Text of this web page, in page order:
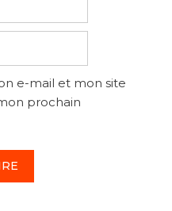
e-mail et mon site
prochain